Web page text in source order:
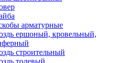
арматурные
ершоный, кровельный,
строительный
толевый